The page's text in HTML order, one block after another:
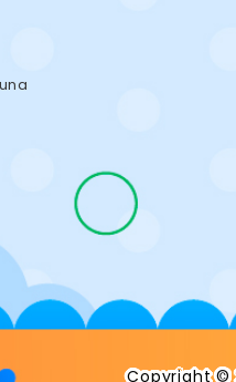
Copyright ©